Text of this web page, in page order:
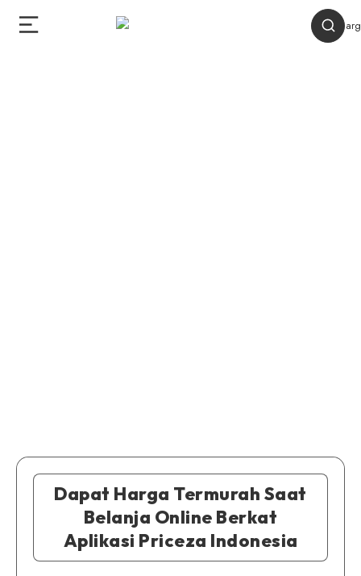
Dapat Harga Termurah Saat
Belanja Online Berkat
Aplikasi Priceza Indonesia